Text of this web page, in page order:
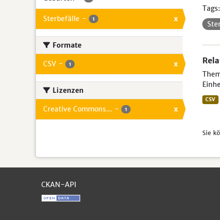
Sterbefälle - 1 x
Formate
CSV - 1 x
Lizenzen
Creative Commons... - 1 x
Tags:
CSV
Sie
CKAN-API